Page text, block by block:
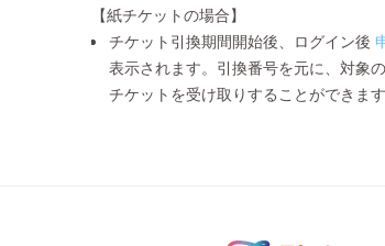
【紙チケットの場合】
チケット引換期間開始後、ログイン後
表示されます。引換番号を元に、対象
チケットを受け取りすることができます